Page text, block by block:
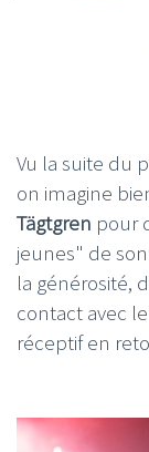
Vu la suite du
on imagine
Tägtgren pour
jeunes" de
la générosité,
contact avec
réceptif en